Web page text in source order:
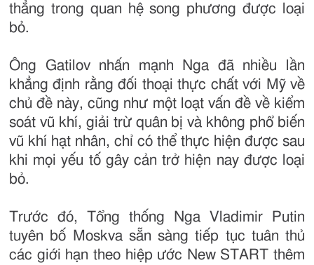
thẳng trong quan hệ song phương được loại
bỏ.
Ông Gatilov nhấn mạnh Nga đã nhiều lần
khẳng định rằng đối thoại thực chất với Mỹ về
chủ đề này, cũng như một loạt vấn đề về kiểm
soát vũ khí, giải trừ quân bị và không phổ biến
vũ khí hạt nhân, chỉ có thể thực hiện được sau
khi mọi yếu tố gây cản trở hiện nay được loại
bỏ.
Trước đó, Tổng thống Nga Vladimir Putin
tuyên bố Moskva sẵn sàng tiếp tục tuân thủ
các giới hạn theo hiệp ước New START thêm